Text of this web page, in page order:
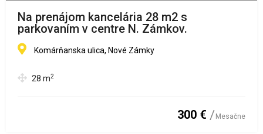
Na prenájom kancelária 28 m2 s
parkovaním v centre N. Zámkov.
Komárňanska ulica, Nové Zámky
28 m2
300 € Mesačne